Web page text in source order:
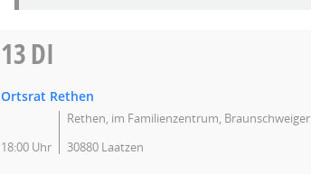
13DI
Ortsrat Rethen
18:00 Uhr
Rethen, im Familienzentrum, Braunschweiger
30880 Laatzen